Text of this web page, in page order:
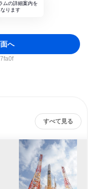
ムの詳細案内を
ります
へ
すべて見る